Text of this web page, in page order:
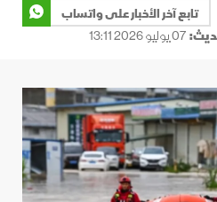
تابع آخر الأخبار على واتساب
07 يوليو 2026 13:11